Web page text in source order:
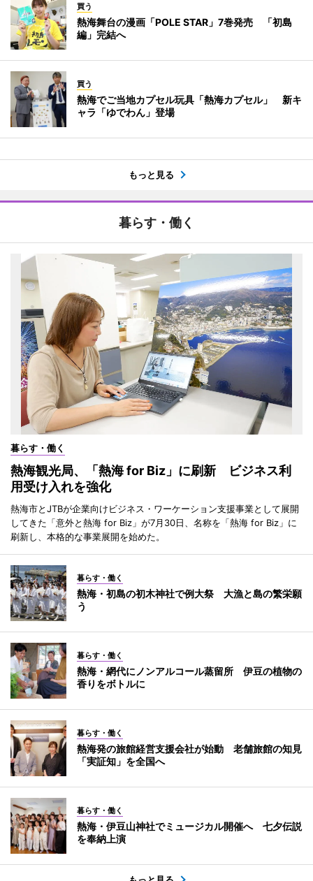
買う
熱海舞台の漫画「POLE STAR」7巻発売 「初島
編」完結へ
買う
熱海でご当地カプセル玩具「熱海カプセル」 新キ
ャラ「ゆでわん」登場
もっと見る
暮らす・働く
暮らす・働く
熱海観光局、「熱海 for Biz」に刷新 ビジネス利
用受け入れを強化
熱海市とJTBが企業向けビジネス・ワーケーション支援事業として展開
してきた「意外と熱海 for Biz」が7月30日、名称を「熱海 for Biz」に
刷新し、本格的な事業展開を始めた。
暮らす・働く
熱海・初島の初木神社で例大祭 大漁と島の繁栄願
う
暮らす・働く
熱海・網代にノンアルコール蒸留所 伊豆の植物の
香りをボトルに
暮らす・働く
熱海発の旅館経営支援会社が始動 老舗旅館の知見
「実証知」を全国へ
暮らす・働く
熱海・伊豆山神社でミュージカル開催へ 七夕伝説
を奉納上演